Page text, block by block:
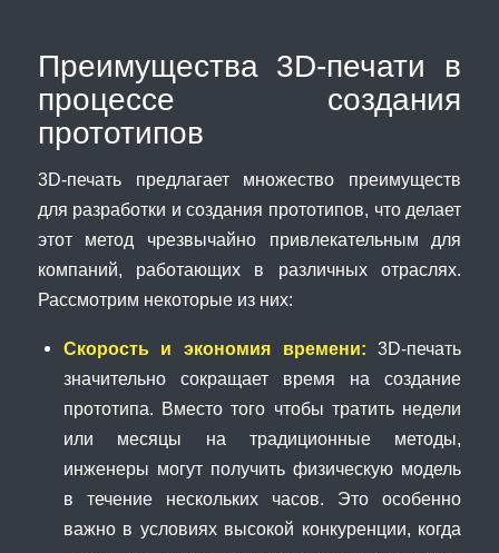
Преимущества 3D-печати в
процессе создания
прототипов
3D-печать предлагает множество преимуществ
для разработки и создания прототипов, что делает
этот метод чрезвычайно привлекательным для
компаний, работающих в различных отраслях.
Рассмотрим некоторые из них:
Скорость и экономия времени: 3D-печать
значительно сокращает время на создание
прототипа. Вместо того чтобы тратить недели
или месяцы на традиционные методы,
инженеры могут получить физическую модель
в течение нескольких часов. Это особенно
важно в условиях высокой конкуренции, когда